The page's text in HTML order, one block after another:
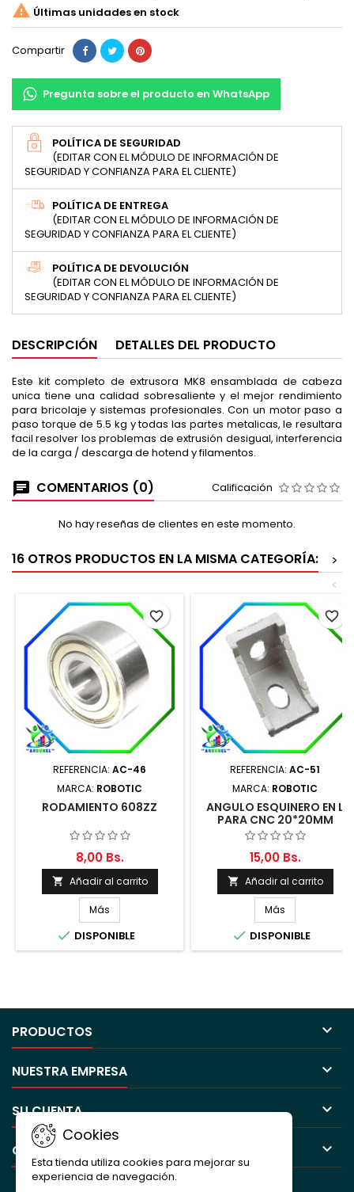
 Últimas unidades en stock
Compartir
Pregunta sobre el producto en WhatsApp
POLÍTICA DE SEGURIDAD
(EDITAR CON EL MÓDULO DE INFORMACIÓN DE
SEGURIDAD Y CONFIANZA PARA EL CLIENTE)
POLÍTICA DE ENTREGA
(EDITAR CON EL MÓDULO DE INFORMACIÓN DE
SEGURIDAD Y CONFIANZA PARA EL CLIENTE)
POLÍTICA DE DEVOLUCIÓN
(EDITAR CON EL MÓDULO DE INFORMACIÓN DE
SEGURIDAD Y CONFIANZA PARA EL CLIENTE)
DESCRIPCIÓN DETALLES DEL PRODUCTO
Este kit completo de extrusora MK8 ensamblada de cabeza
unica tiene una calidad sobresaliente y el mejor rendimiento
para bricolaje y sistemas profesionales. Con un motor paso a
paso torque de 5.5 kg y todas las partes metalicas, le resultara
facil resolver los problemas de extrusión desigual, interferencia
de la carga / descarga de hotend y filamentos.
COMENTARIOS (0) Calificación
No hay reseñas de clientes en este momento.
16 OTROS PRODUCTOS EN LA MISMA CATEGORÍA:
>
<
REFERENCIA: AC-46
MARCA: ROBOTIC
RODAMIENTO 608ZZ
8,00 Bs.
 Añadir al carrito
Más
 DISPONIBLE
favorite_border
REFERENCIA: AC-51
MARCA: ROBOTIC
ANGULO ESQUINERO EN L
PARA CNC 20*20MM
ALUMINIO
15,00 Bs.
 Añadir al carrito
Más
 DISPONIBLE
favorite_border
PRODUCTOS 
NUESTRA EMPRESA 
SU CUENTA 
CONTACTO 
Cookies
Esta tienda utiliza cookies para mejorar su
experiencia de navegación.